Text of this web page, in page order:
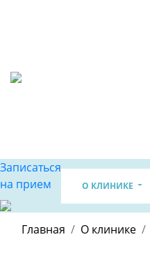
Записаться
на прием
О КЛИНИКЕ
Главная О клинике